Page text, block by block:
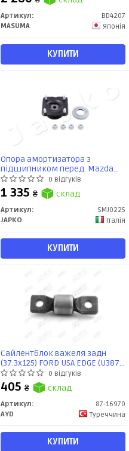
Артикул:
BD4207
MASUMA
Японія
КУПИТИ
Опора амортизатора з
підшипником перед. Mazda
CX7, CX9 (07-) (SMJ0225) JAPKO
0 відгуків
1 335 ₴ склад
Артикул:
SMJ0225
JAPKO
Італія
КУПИТИ
Сайлентблок важеля задн
(37.3x125) FORD USA EDGE (U387)
(06-) (87-16970) AYD
0 відгуків
405 ₴ склад
Артикул:
87-16970
AYD
Туреччина
КУПИТИ